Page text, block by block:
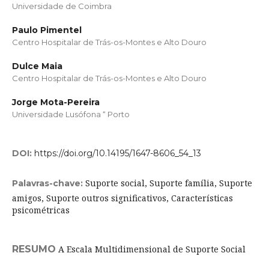
Universidade de Coimbra
Paulo Pimentel
Centro Hospitalar de Trás-os-Montes e Alto Douro
Dulce Maia
Centro Hospitalar de Trás-os-Montes e Alto Douro
Jorge Mota-Pereira
Universidade Lusófona “ Porto
DOI: https://doi.org/10.14195/1647-8606_54_13
Palavras-chave: Suporte social, Suporte família, Suporte
amigos, Suporte outros significativos, Características
psicométricas
RESUMO A Escala Multidimensional de Suporte Social